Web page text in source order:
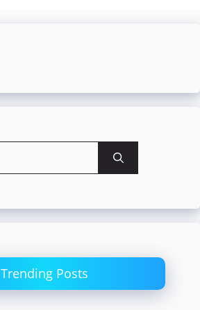
Trending Posts